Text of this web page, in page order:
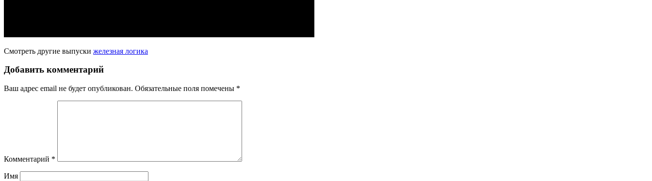
Смотреть другие выпуски железная логика
Добавить комментарий
Ваш адрес email не будет опубликован. Обязательные поля помечены *
Комментарий *
Имя